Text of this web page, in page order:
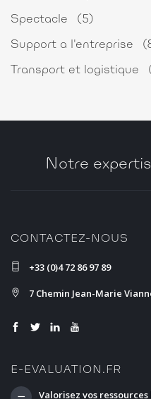
Spectacle (5)
Support a l'entreprise
Transport et logistique
Notre
CONTACTEZ-NOUS
+33 (0)4 72 86 97 89
7 Chemin Jean-Marie
E-EVALUATION.FR
Valorisez vos